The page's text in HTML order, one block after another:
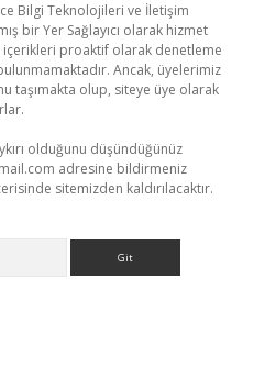
Bilgi Teknolojileri ve İletişim
bir Yer Sağlayıcı olarak hizmet
proaktif olarak denetleme
Ancak, üyelerimiz
taşımakta olup, siteye üye olarak
olduğunu düşündüğünüz
adresine bildirmeniz
sitemizden kaldırılacaktır.